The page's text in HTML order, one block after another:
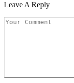
Leave A Reply